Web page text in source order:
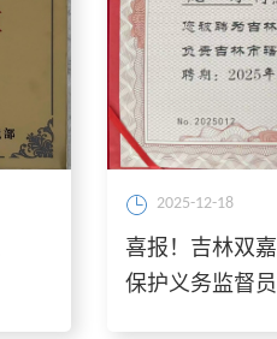
2025-12-18
喜报！吉林双
保护义务监督员